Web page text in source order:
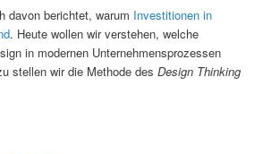
davon berichtet, warum Investitionen in
. Heute wollen wir verstehen, welche
in modernen Unternehmensprozessen
stellen wir die Methode desDesign Thinking